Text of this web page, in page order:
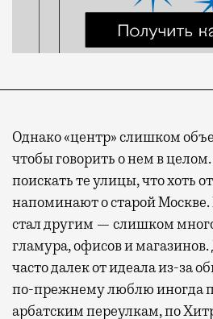
Однако «центр» слишком
чтобы говорить о нем в
поискать те улицы, что хоть
напоминают о старой
стал другим — слишком
гламура, офисов и магазинов.
часто далек от идеала из-за
по-прежнему люблю иногда
арбатским переулкам, по